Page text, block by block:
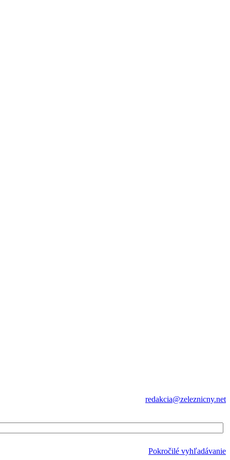
redakcia@zeleznicny.net
Pokročilé vyhľadávanie